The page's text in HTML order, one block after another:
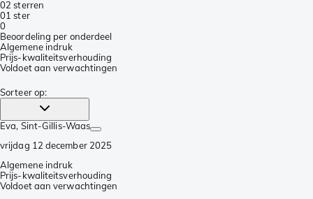
02 sterren
01 ster
0
Beoordeling per onderdeel
Algemene indruk
Prijs-kwaliteitsverhouding
Voldoet aan verwachtingen
Sorteer op:
Eva, Sint-Gillis-Waas
vrijdag 12 december 2025
Algemene indruk
Prijs-kwaliteitsverhouding
Voldoet aan verwachtingen